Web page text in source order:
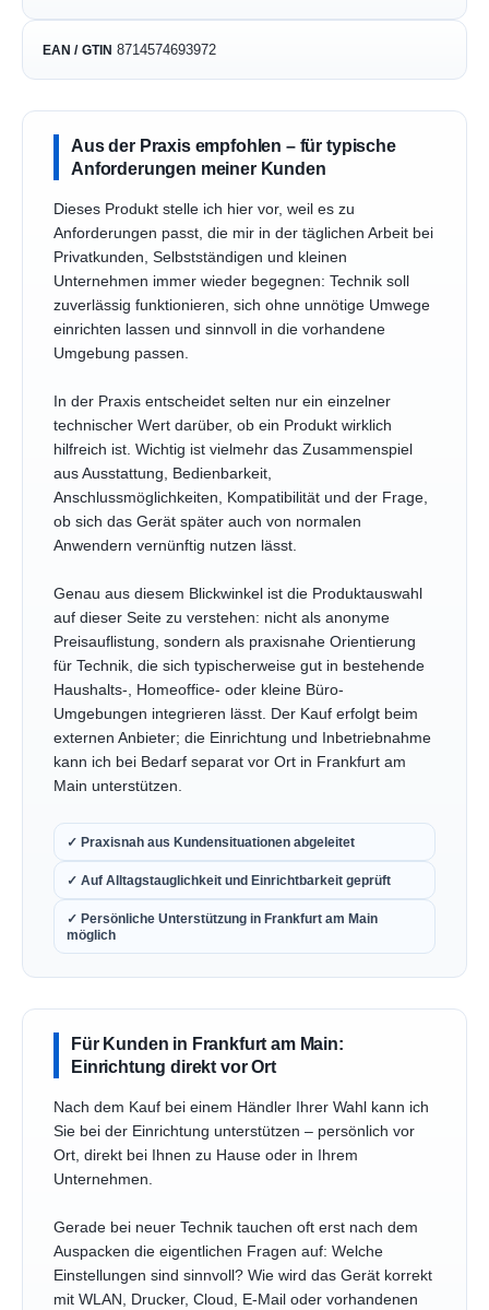
EAN / GTIN 8714574693972
Aus der Praxis empfohlen – für typische
Anforderungen meiner Kunden
Dieses Produkt stelle ich hier vor, weil es zu
Anforderungen passt, die mir in der täglichen Arbeit bei
Privatkunden, Selbstständigen und kleinen
Unternehmen immer wieder begegnen: Technik soll
zuverlässig funktionieren, sich ohne unnötige Umwege
einrichten lassen und sinnvoll in die vorhandene
Umgebung passen.
In der Praxis entscheidet selten nur ein einzelner
technischer Wert darüber, ob ein Produkt wirklich
hilfreich ist. Wichtig ist vielmehr das Zusammenspiel
aus Ausstattung, Bedienbarkeit,
Anschlussmöglichkeiten, Kompatibilität und der Frage,
ob sich das Gerät später auch von normalen
Anwendern vernünftig nutzen lässt.
Genau aus diesem Blickwinkel ist die Produktauswahl
auf dieser Seite zu verstehen: nicht als anonyme
Preisauflistung, sondern als praxisnahe Orientierung
für Technik, die sich typischerweise gut in bestehende
Haushalts-, Homeoffice- oder kleine Büro-
Umgebungen integrieren lässt. Der Kauf erfolgt beim
externen Anbieter; die Einrichtung und Inbetriebnahme
kann ich bei Bedarf separat vor Ort in Frankfurt am
Main unterstützen.
✓ Praxisnah aus Kundensituationen abgeleitet
✓ Auf Alltagstauglichkeit und Einrichtbarkeit geprüft
✓ Persönliche Unterstützung in Frankfurt am Main
möglich
Für Kunden in Frankfurt am Main:
Einrichtung direkt vor Ort
Nach dem Kauf bei einem Händler Ihrer Wahl kann ich
Sie bei der Einrichtung unterstützen – persönlich vor
Ort, direkt bei Ihnen zu Hause oder in Ihrem
Unternehmen.
Gerade bei neuer Technik tauchen oft erst nach dem
Auspacken die eigentlichen Fragen auf: Welche
Einstellungen sind sinnvoll? Wie wird das Gerät korrekt
mit WLAN, Drucker, Cloud, E-Mail oder vorhandenen